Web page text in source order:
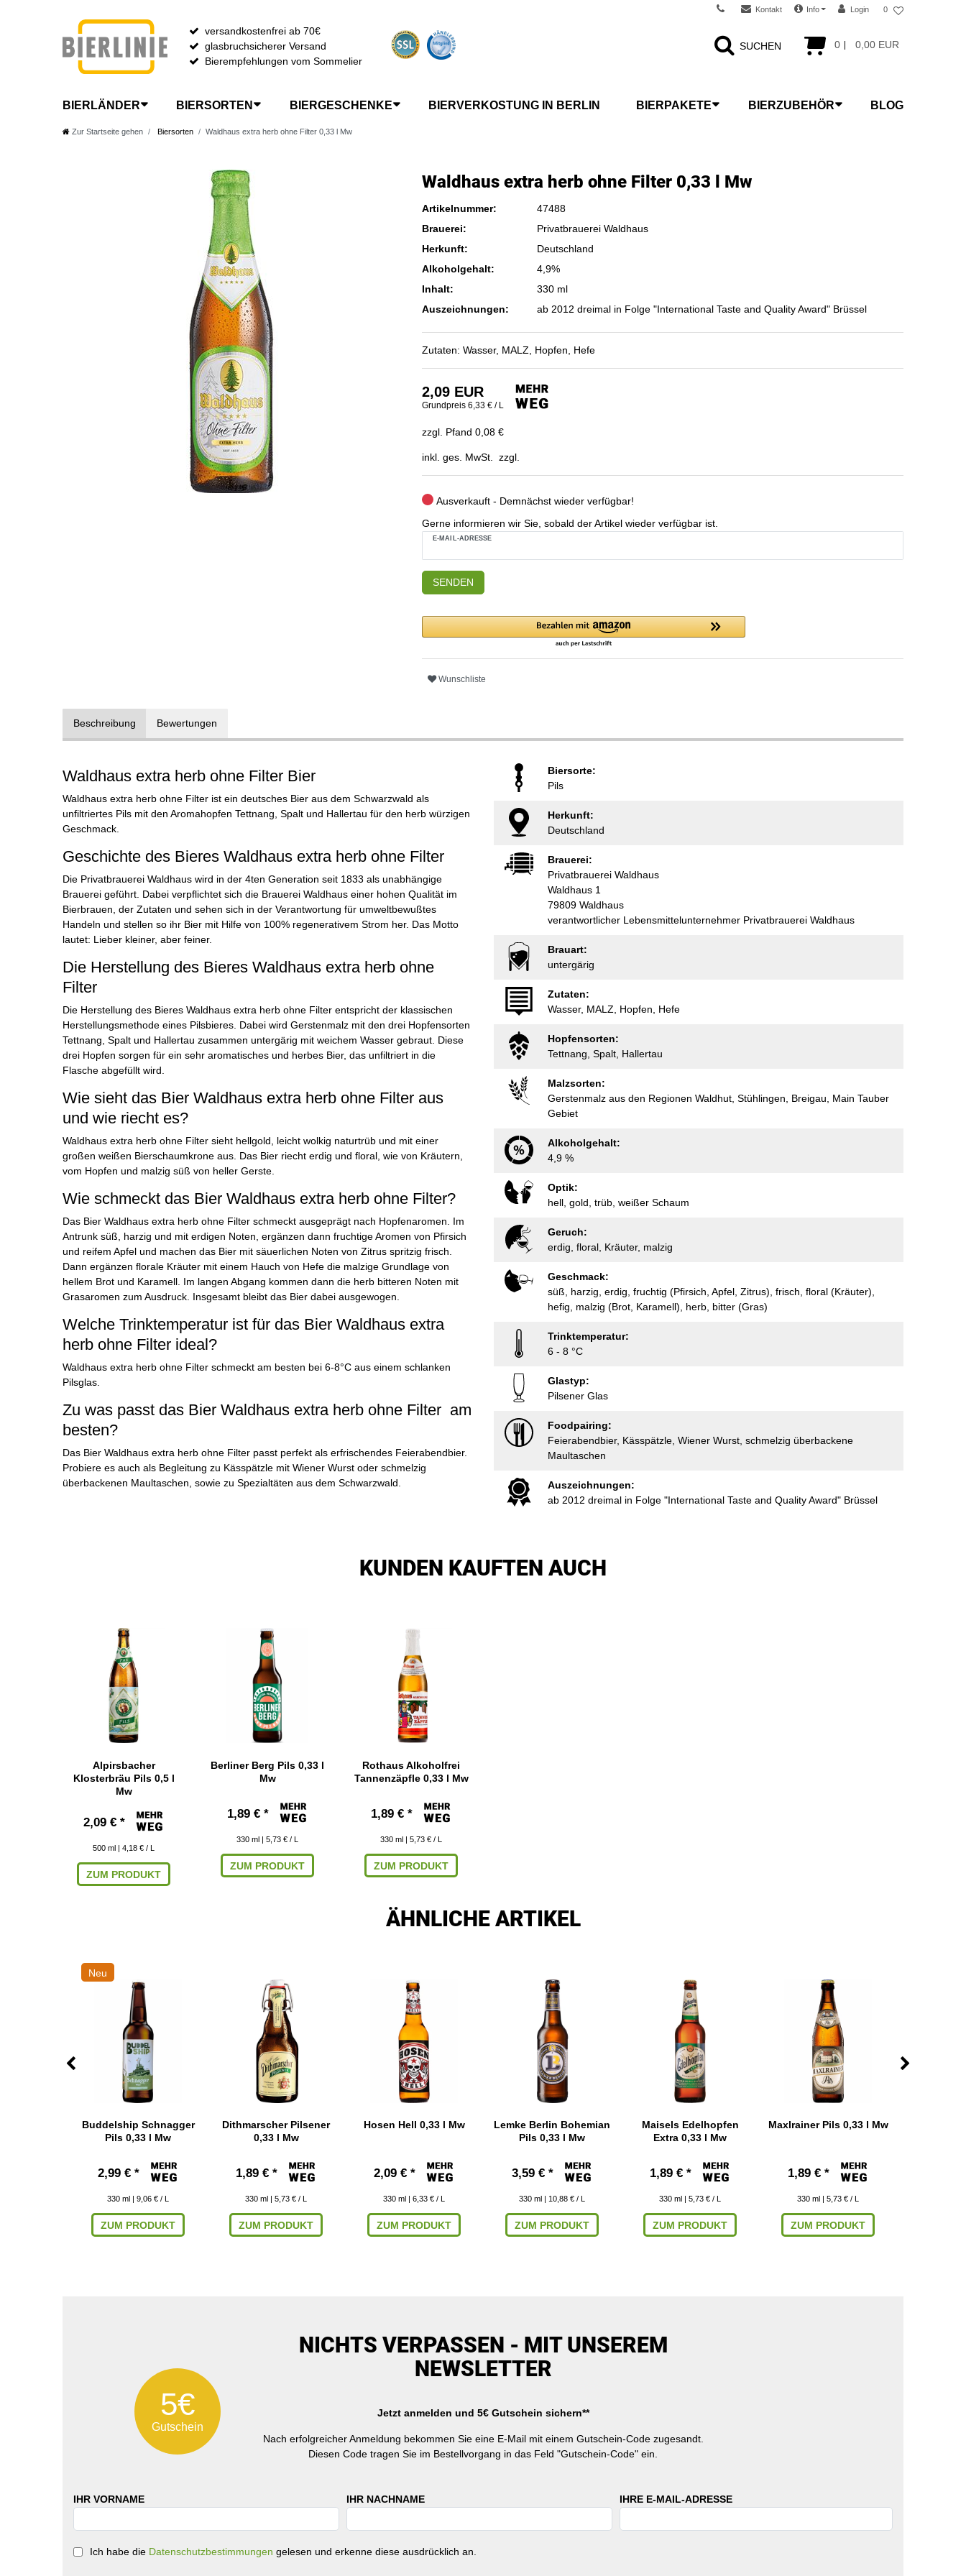
Kontakt Info Login 0
0 0,00 EUR
versandkostenfrei ab 70€
glasbruchsicherer Versand
Bierempfehlungen vom Sommelier
SUCHEN
BIERLÄNDER BIERSORTEN BIERGESCHENKE BIERVERKOSTUNG IN BERLIN BIERPAKETE BIERZUBEHÖR BLOG
Zur Startseite gehen Biersorten Waldhaus extra herb ohne Filter 0,33 l Mw
Waldhaus extra herb ohne Filter 0,33 l Mw
Artikelnummer:
47488
Brauerei:
Privatbrauerei Waldhaus
Herkunft:
Deutschland
Alkoholgehalt:
4,9%
Inhalt:
330 ml
Auszeichnungen:
ab 2012 dreimal in Folge "International Taste and Quality Award" Brüssel
Zutaten: Wasser, MALZ, Hopfen, Hefe
2,09 EUR
Grundpreis 6,33 € / L
zzgl. Pfand 0,08 €
inkl. ges. MwSt. zzgl.
Ausverkauft - Demnächst wieder verfügbar!
Gerne informieren wir Sie, sobald der Artikel wieder verfügbar ist.
E-MAIL-ADRESSE
SENDEN
Wunschliste
Beschreibung Bewertungen
Waldhaus extra herb ohne Filter Bier
Waldhaus extra herb ohne Filter ist ein deutsches Bier aus dem Schwarzwald als
unfiltriertes Pils mit den Aromahopfen Tettnang, Spalt und Hallertau für den herb würzigen
Geschmack.
Geschichte des Bieres Waldhaus extra herb ohne Filter
Die Privatbrauerei Waldhaus wird in der 4ten Generation seit 1833 als unabhängige
Brauerei geführt. Dabei verpflichtet sich die Brauerei Waldhaus einer hohen Qualität im
Bierbrauen, der Zutaten und sehen sich in der Verantwortung für umweltbewußtes
Handeln und stellen so ihr Bier mit Hilfe von 100% regenerativem Strom her. Das Motto
lautet: Lieber kleiner, aber feiner.
Die Herstellung des Bieres Waldhaus extra herb ohne
Filter
Die Herstellung des Bieres Waldhaus extra herb ohne Filter entspricht der klassischen
Herstellungsmethode eines Pilsbieres. Dabei wird Gerstenmalz mit den drei Hopfensorten
Tettnang, Spalt und Hallertau zusammen untergärig mit weichem Wasser gebraut. Diese
drei Hopfen sorgen für ein sehr aromatisches und herbes Bier, das unfiltriert in die
Flasche abgefüllt wird.
Wie sieht das Bier Waldhaus extra herb ohne Filter aus
und wie riecht es?
Waldhaus extra herb ohne Filter sieht hellgold, leicht wolkig naturtrüb und mit einer
großen weißen Bierschaumkrone aus. Das Bier riecht erdig und floral, wie von Kräutern,
vom Hopfen und malzig süß von heller Gerste.
Wie schmeckt das Bier Waldhaus extra herb ohne Filter?
Das Bier Waldhaus extra herb ohne Filter schmeckt ausgeprägt nach Hopfenaromen. Im
Antrunk süß, harzig und mit erdigen Noten, ergänzen dann fruchtige Aromen von Pfirsich
und reifem Apfel und machen das Bier mit säuerlichen Noten von Zitrus spritzig frisch.
Dann ergänzen florale Kräuter mit einem Hauch von Hefe die malzige Grundlage von
hellem Brot und Karamell. Im langen Abgang kommen dann die herb bitteren Noten mit
Grasaromen zum Ausdruck. Insgesamt bleibt das Bier dabei ausgewogen.
Welche Trinktemperatur ist für das Bier Waldhaus extra
herb ohne Filter ideal?
Waldhaus extra herb ohne Filter schmeckt am besten bei 6-8°C aus einem schlanken
Pilsglas.
Zu was passt das Bier Waldhaus extra herb ohne Filter am
besten?
Das Bier Waldhaus extra herb ohne Filter passt perfekt als erfrischendes Feierabendbier.
Probiere es auch als Begleitung zu Kässpätzle mit Wiener Wurst oder schmelzig
überbackenen Maultaschen, sowie zu Spezialtäten aus dem Schwarzwald.
Biersorte:
Pils
Herkunft:
Deutschland
Brauerei:
Privatbrauerei Waldhaus
Waldhaus 1
79809 Waldhaus
verantwortlicher Lebensmittelunternehmer Privatbrauerei Waldhaus
Brauart:
untergärig
Zutaten:
Wasser, MALZ, Hopfen, Hefe
Hopfensorten:
Tettnang, Spalt, Hallertau
Malzsorten:
Gerstenmalz aus den Regionen Waldhut, Stühlingen, Breigau, Main Tauber
Gebiet
Alkoholgehalt:
4,9 %
Optik:
hell, gold, trüb, weißer Schaum
Geruch:
erdig, floral, Kräuter, malzig
Geschmack:
süß, harzig, erdig, fruchtig (Pfirsich, Apfel, Zitrus), frisch, floral (Kräuter),
hefig, malzig (Brot, Karamell), herb, bitter (Gras)
Trinktemperatur:
6 - 8 °C
Glastyp:
Pilsener Glas
Foodpairing:
Feierabendbier, Kässpätzle, Wiener Wurst, schmelzig überbackene
Maultaschen
Auszeichnungen:
ab 2012 dreimal in Folge "International Taste and Quality Award" Brüssel
KUNDEN KAUFTEN AUCH
Alpirsbacher
Klosterbräu Pils 0,5 l
Mw
2,09 € *
500 ml | 4,18 € / L
ZUM PRODUKT
Berliner Berg Pils 0,33 l
Mw
1,89 € *
330 ml | 5,73 € / L
ZUM PRODUKT
Rothaus Alkoholfrei
Tannenzäpfle 0,33 l Mw
1,89 € *
330 ml | 5,73 € / L
ZUM PRODUKT
ÄHNLICHE ARTIKEL
Neu
Buddelship Schnagger
Pils 0,33 l Mw
2,99 € *
330 ml | 9,06 € / L
ZUM PRODUKT
Dithmarscher Pilsener
0,33 l Mw
1,89 € *
330 ml | 5,73 € / L
ZUM PRODUKT
Hosen Hell 0,33 l Mw
2,09 € *
330 ml | 6,33 € / L
ZUM PRODUKT
Lemke Berlin Bohemian
Pils 0,33 l Mw
3,59 € *
330 ml | 10,88 € / L
ZUM PRODUKT
Maisels Edelhopfen
Extra 0,33 l Mw
1,89 € *
330 ml | 5,73 € / L
ZUM PRODUKT
Maxlrainer Pils 0,33 l Mw
1,89 € *
330 ml | 5,73 € / L
ZUM PRODUKT
5€
Gutschein
NICHTS VERPASSEN - MIT UNSEREM
NEWSLETTER
Jetzt anmelden und 5€ Gutschein sichern**
Nach erfolgreicher Anmeldung bekommen Sie eine E-Mail mit einem Gutschein-Code zugesandt.
Diesen Code tragen Sie im Bestellvorgang in das Feld "Gutschein-Code" ein.
IHR VORNAME IHR NACHNAME IHRE E-MAIL-ADRESSE
Ich habe die Datenschutzbestimmungen gelesen und erkenne diese ausdrücklich an.